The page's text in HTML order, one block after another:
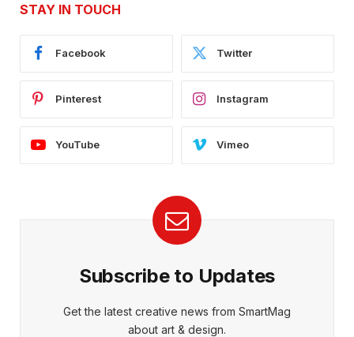
STAY IN TOUCH
Facebook Twitter
Pinterest Instagram
YouTube Vimeo
Subscribe to Updates
Get the latest creative news from SmartMag
about art & design.